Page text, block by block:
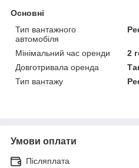
Основні
Тип вантажного
автомобіля
Мінімальний час оренди
2
Довготривала оренда
Тип вантажу
Умови оплати
Післяплата